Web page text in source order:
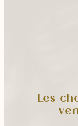
Les